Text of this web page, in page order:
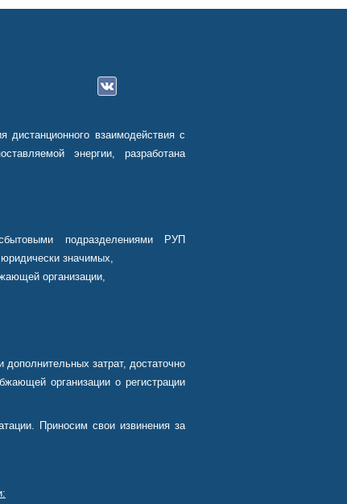
взаимодействия с
энергии, разработана
подразделениями РУП
значимых,
организации,
затрат, достаточно
организации о регистрации
Приносим свои извинения за